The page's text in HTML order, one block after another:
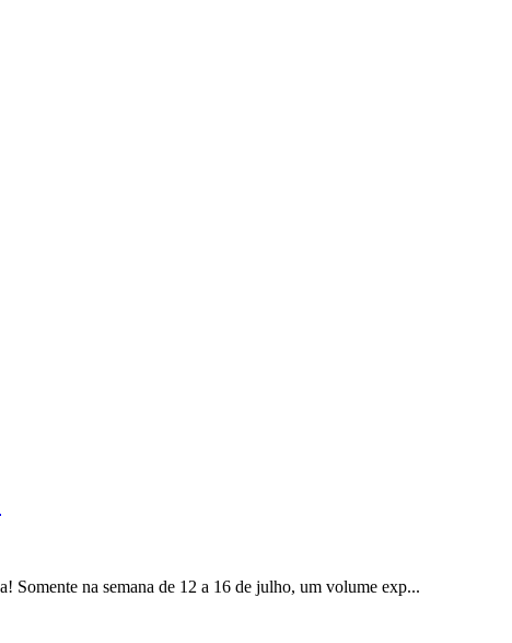
Somente na semana de 12 a 16 de julho, um volume exp...